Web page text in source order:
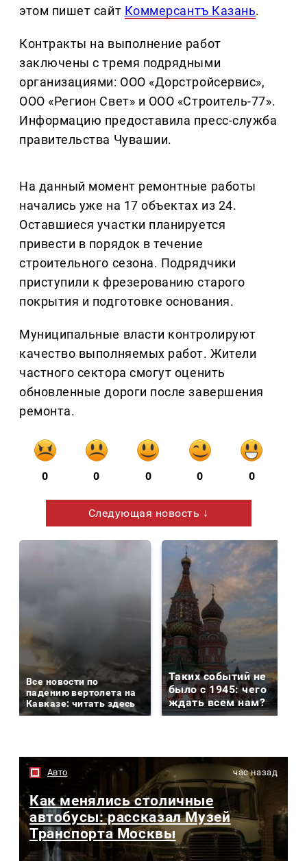
этом пишет сайт Коммерсантъ Казань.
Контракты на выполнение работ
заключены с тремя подрядными
организациями: ООО «Дорстройсервис»,
ООО «Регион Свет» и ООО «Строитель-77».
Информацию предоставила пресс-служба
правительства Чувашии.
На данный момент ремонтные работы
начались уже на 17 объектах из 24.
Оставшиеся участки планируется
привести в порядок в течение
строительного сезона. Подрядчики
приступили к фрезерованию старого
покрытия и подготовке основания.
Муниципальные власти контролируют
качество выполняемых работ. Жители
частного сектора смогут оценить
обновленные дороги после завершения
ремонта.
0 0 0 0 0
Следующая новость ↓
Все новости по
падению вертолета на
Кавказе: читать здесь
Таких событий не
было с 1945: чего
ждать всем нам?
Авто час назад
Как менялись столичные
автобусы: рассказал Музей
Транспорта Москвы